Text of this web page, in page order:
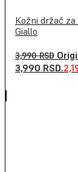
Kožni držač
Giallo
3,990RSD
3,990 RSD.